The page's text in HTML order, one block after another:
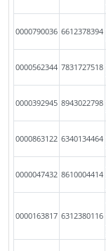
0000790036 6612378394
0000562344 7831727518
0000392945 8943022798
0000863122 6340134464
0000047432 8610004414
0000163817 6312380116